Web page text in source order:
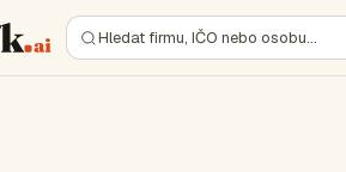
Hledat firmu, IČO nebo osobu…